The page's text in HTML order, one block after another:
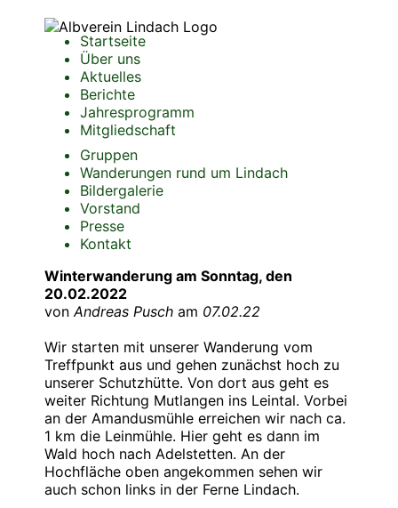
Startseite
Über uns
Aktuelles
Berichte
Jahresprogramm
Mitgliedschaft
Gruppen
Wanderungen rund um Lindach
Bildergalerie
Vorstand
Presse
Kontakt
Winterwanderung am Sonntag, den
20.02.2022
vonAndreas Pusch am 07.02.22
Wir starten mit unserer Wanderung vom
Treffpunkt aus und gehen zunächst hoch zu
unserer Schutzhütte. Von dort aus geht es
weiter Richtung Mutlangen ins Leintal. Vorbei
an der Amandusmühle erreichen wir nach ca.
1 km die Leinmühle. Hier geht es dann im
Wald hoch nach Adelstetten. An der
Hochfläche oben angekommen sehen wir
auch schon links in der Ferne Lindach.